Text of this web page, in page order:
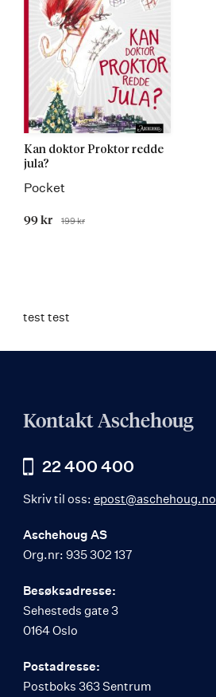
Kan doktor Proktor redde
jula?
Pocket
Tilbudspris
99 kr Før
199 kr
test test
Kontakt Aschehoug
22 400 400
Skriv til oss: epost@aschehoug.no
Aschehoug AS
Org.nr: 935 302 137
Besøksadresse:
Sehesteds gate 3
0164 Oslo
Postadresse:
Postboks 363 Sentrum